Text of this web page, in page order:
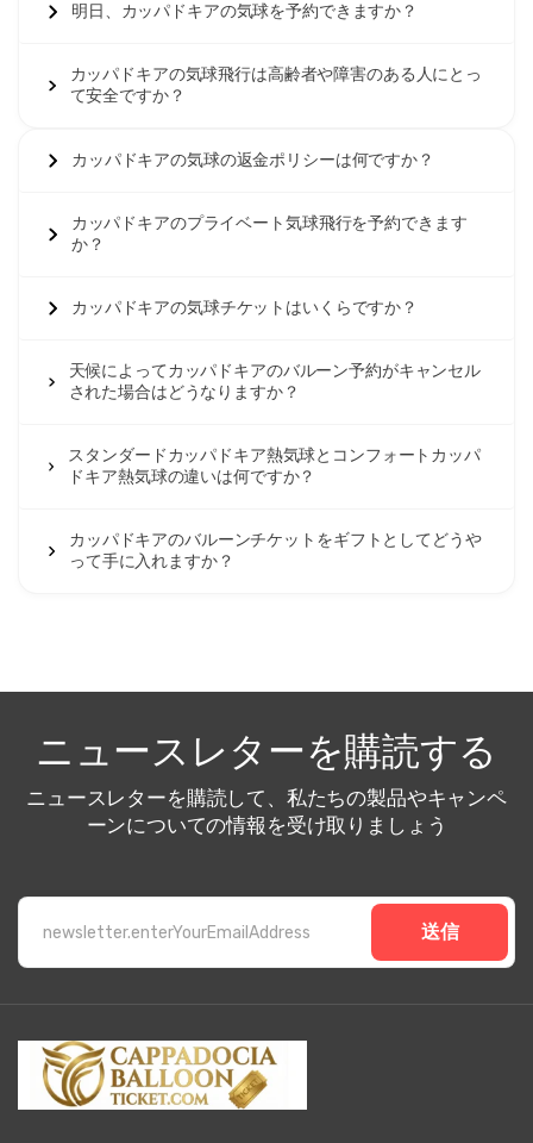
明日、カッパドキアの気球を予約できますか？
カッパドキアの気球飛行は高齢者や障害のある人にとっ
て安全ですか？
カッパドキアの気球の返金ポリシーは何ですか？
カッパドキアのプライベート気球飛行を予約できます
か？
カッパドキアの気球チケットはいくらですか？
天候によってカッパドキアのバルーン予約がキャンセル
された場合はどうなりますか？
スタンダードカッパドキア熱気球とコンフォートカッパ
ドキア熱気球の違いは何ですか？
カッパドキアのバルーンチケットをギフトとしてどうや
って手に入れますか？
ニュースレターを購読する
ニュースレターを購読して、私たちの製品やキャンペ
ーンについての情報を受け取りましょう
送信